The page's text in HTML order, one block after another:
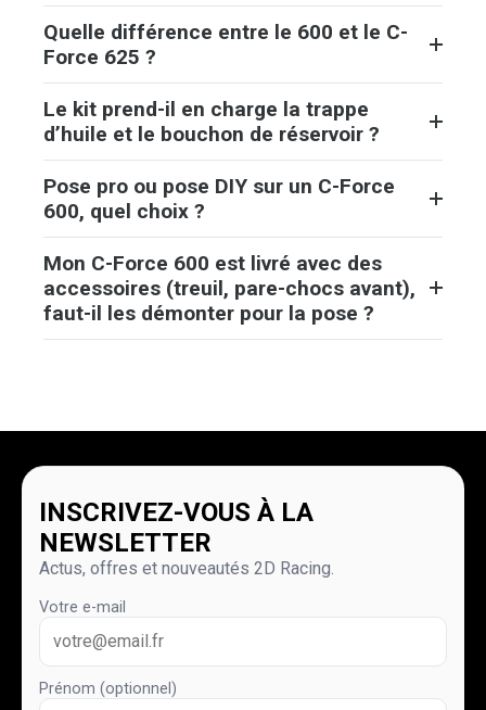
Quelle différence entre le 600 et le C-
Force 625 ?
Le kit prend-il en charge la trappe
d’huile et le bouchon de réservoir ?
Pose pro ou pose DIY sur un C-Force
600, quel choix ?
Mon C-Force 600 est livré avec des
accessoires (treuil, pare-chocs avant),
faut-il les démonter pour la pose ?
INSCRIVEZ-VOUS À LA
NEWSLETTER
Actus, offres et nouveautés 2D Racing.
Votre e-mail
Prénom (optionnel)